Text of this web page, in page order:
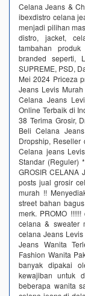
Celana Jeans &
ibexdistro celana
menjadi pilihan
distro, jacket,
tambahan
branded seperti,
SUPREME, PSD,
Mei 2024 Priceza
Jeans Levis
Celana Jeans
Online Terbaik di
38 Terima Grosir,
Beli Celana
Dropship, Reseller
Celana jeans
Standar (Reguler)
GROSIR CELANA
posts jual grosir
murah !!
street bahan
merk. PROMO
celana & sweater
celana Jeans
Jeans Wanita
Fashion Wanita
banyak dipakai
kewajiban untuk
beberapa wanita